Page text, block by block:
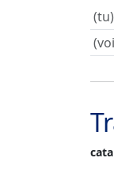
(tu)